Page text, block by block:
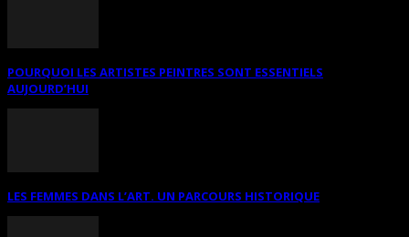
POURQUOI LES ARTISTES PEINTRES SONT ESSENTIELS
AUJOURD’HUI
LES FEMMES DANS L’ART. UN PARCOURS HISTORIQUE